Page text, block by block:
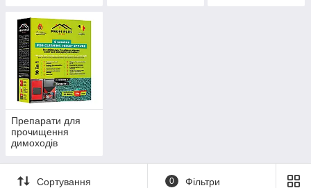
Препарати для
прочищення
димоходів
Сортування 0 Фільтри